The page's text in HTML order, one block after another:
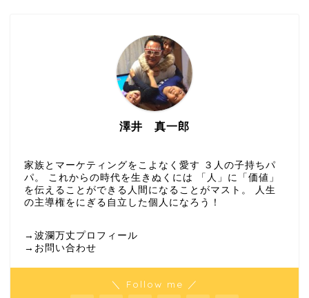
澤井 真一郎
家族とマーケティングをこよなく愛す ３人の子持ちパ
パ。 これからの時代を生きぬくには 「人」に「価値」
を伝えることができる人間になることがマスト。 人生
の主導権をにぎる自立した個人になろう！
→波瀾万丈プロフィール
→お問い合わせ
＼ Follow me ／